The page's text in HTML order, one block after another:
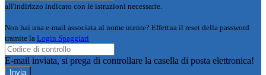
all'indirizzo indicato con le istruzioni necessarie.
Non hai una e-mail associata al nome utente? Effettua il reset della password
tramite la Login Spaggiari
E-mail inviata, si prega di controllare la casella di posta elettronica!